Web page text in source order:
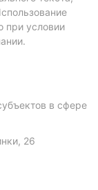
при условии
в сфере
26